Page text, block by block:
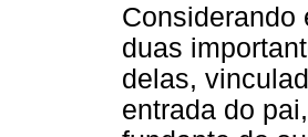
Considerando
duas
delas,
entrada do